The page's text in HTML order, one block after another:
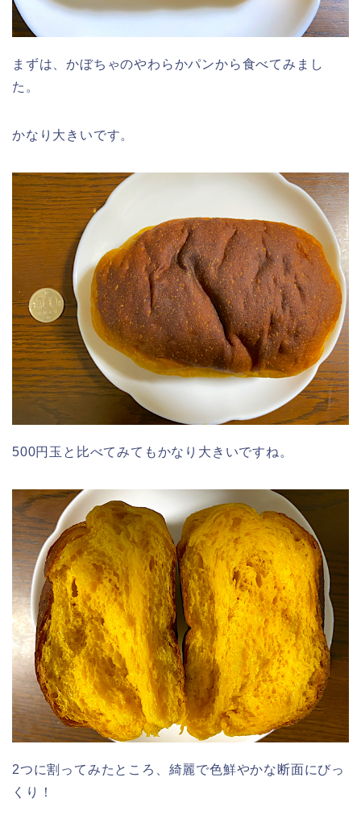
まずは、かぼちゃのやわらかパンから食べてみまし
た。
かなり大きいです。
500円玉と比べてみてもかなり大きいですね。
2つに割ってみたところ、綺麗で色鮮やかな断面にびっ
くり！